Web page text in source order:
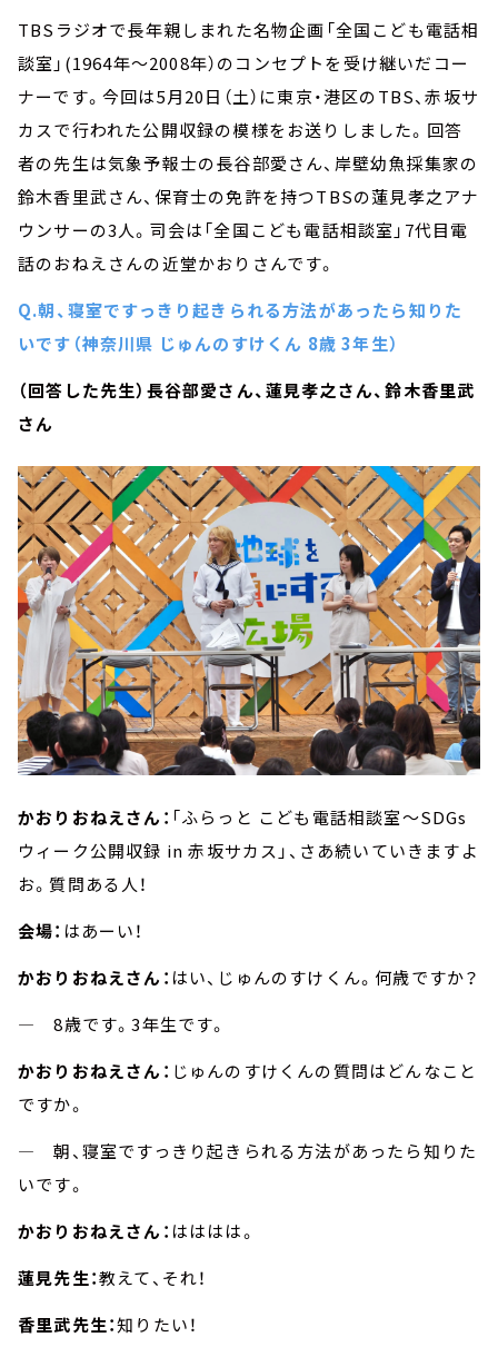
TBSラジオで長年親しまれた名物企画「全国こども電話相
談室」(1964年～2008年）のコンセプトを受け継いだコー
ナーです。今回は5月20日（土）に東京・港区のTBS、赤坂サ
カスで行われた公開収録の模様をお送りしました。回答
者の先生は気象予報士の長谷部愛さん、岸壁幼魚採集家の
鈴木香里武さん、保育士の免許を持つTBSの蓮見孝之アナ
ウンサーの3人。司会は「全国こども電話相談室」7代目電
話のおねえさんの近堂かおりさんです。
Q.朝、寝室ですっきり起きられる方法があったら知りた
いです（神奈川県 じゅんのすけくん 8歳 3年生）
（回答した先生）長谷部愛さん、蓮見孝之さん、鈴木香里武
さん
かおりおねえさん： 「ふらっと こども電話相談室～SDGs
ウィーク公開収録 in 赤坂サカス」、さあ続いていきますよ
お。質問ある人！
会場： はあーい！
かおりおねえさん： はい、じゅんのすけくん。何歳ですか？
― 8歳です。3年生です。
かおりおねえさん： じゅんのすけくんの質問はどんなこと
ですか。
― 朝、寝室ですっきり起きられる方法があったら知りた
いです。
かおりおねえさん： はははは。
蓮見先生：教えて、それ！
香里武先生：知りたい！